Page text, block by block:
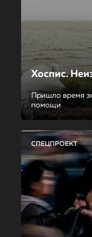
Хоспис.
Пришло время
помощи
СПЕЦПРОЕКТ